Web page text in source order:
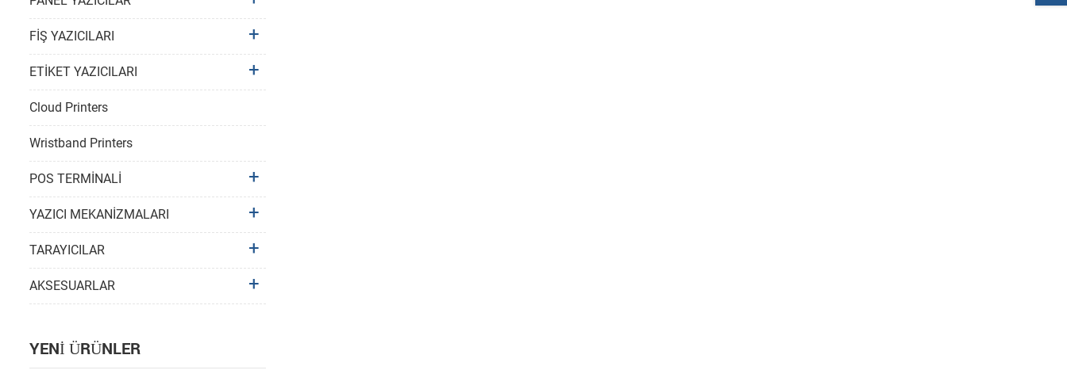
FİŞ YAZICILARI
ETİKET YAZICILARI
Cloud Printers
Wristband Printers
POS TERMİNALİ
YAZICI MEKANİZMALARI
TARAYICILAR
AKSESUARLAR
YENI ÜRÜNLER